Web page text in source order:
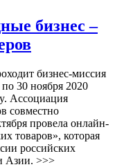
бизнес –
бизнес-миссия
30 ноября 2020
Ассоциация
совместно
провела онлайн-
товаров», которая
российских
Азии. >>>